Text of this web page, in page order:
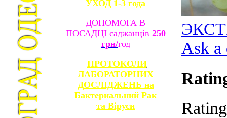
УХОД 1-3 года
ДОПОМОГА В
ПОСАДЦІ саджанців 250
грн/год
ПРОТОКОЛИ
ЛАБОРАТОРНИХ
ДОСЛІДЖЕНЬ на
Бактериальний Рак
та Віруси
Ask a